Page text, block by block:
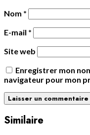
Nom *
E-mail *
Site web
Enregistrer mon
navigateur pour mon
Similaire